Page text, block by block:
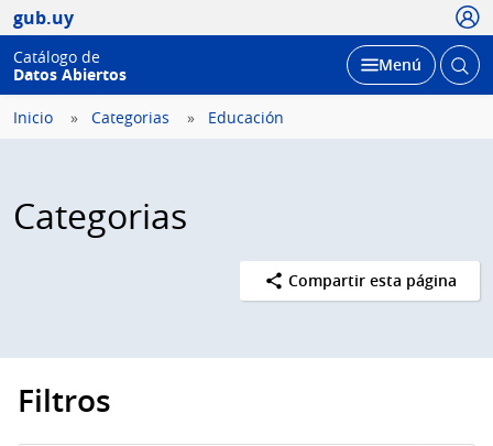
gub.uy
Catálogo de
Datos Abiertos
Desplegar
Menú Abrir
Inicio Categorias Educación
Categorias
Compartir esta página
Filtros